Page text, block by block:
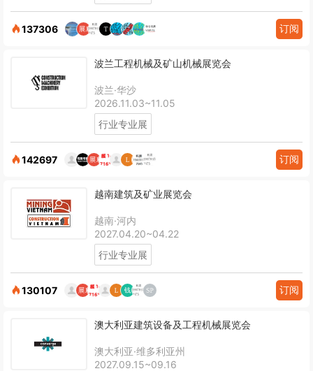
137306 订阅
波兰工程机械及矿山机械展览会
波兰·华沙
2026.11.03~11.05
行业专业展
142697 订阅
越南建筑及矿业展览会
越南·河内
2027.04.20~04.22
行业专业展
130107 订阅
澳大利亚建筑设备及工程机械展览会
澳大利亚·维多利亚州
2027.09.15~09.16